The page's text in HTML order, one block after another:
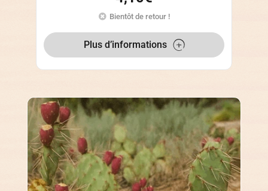
Bientôt de retour !
Plus d’informations